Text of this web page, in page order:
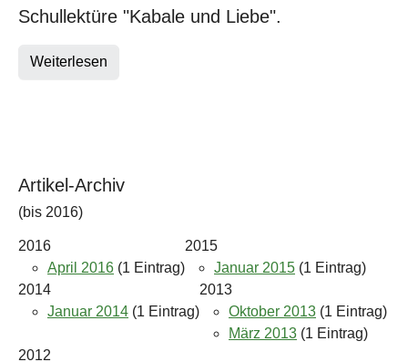
Schullektüre "Kabale und Liebe".
Weiterlesen
Artikel-Archiv
(bis 2016)
2016
April 2016 (1 Eintrag)
2015
Januar 2015 (1 Eintrag)
2014
Januar 2014 (1 Eintrag)
2013
Oktober 2013 (1 Eintrag)
März 2013 (1 Eintrag)
2012